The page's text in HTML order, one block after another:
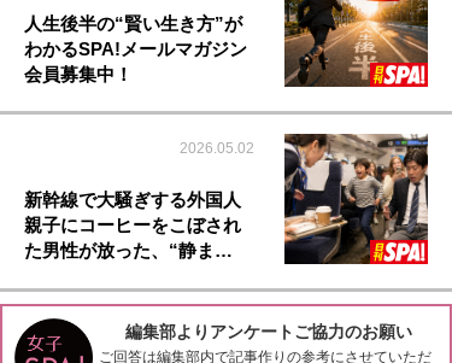
人生後半の“賢い生き方”が
わかるSPA!メールマガジン
会員募集中！
2026.05.02
新幹線で大騒ぎする外国人
親子にコーヒーをこぼされ
た男性が放った、“静ま…